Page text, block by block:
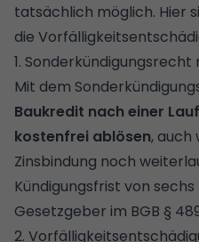
tatsächlich möglich. Hier
die
1.
Mit dem
Baukredit nach einer
kostenfrei ablösen, auch
Zinsbindung noch
Kündigungsfrist von
Gesetzgeber im BGB §
2.